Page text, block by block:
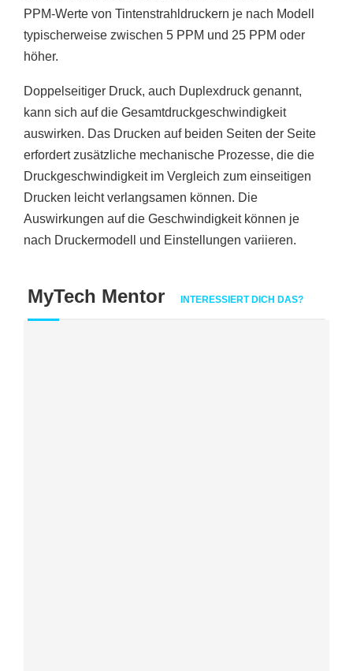
PPM-Werte von Tintenstrahldruckern je nach Modell
typischerweise zwischen 5 PPM und 25 PPM oder
höher.
Doppelseitiger Druck, auch Duplexdruck genannt,
kann sich auf die Gesamtdruckgeschwindigkeit
auswirken. Das Drucken auf beiden Seiten der Seite
erfordert zusätzliche mechanische Prozesse, die die
Druckgeschwindigkeit im Vergleich zum einseitigen
Drucken leicht verlangsamen können. Die
Auswirkungen auf die Geschwindigkeit können je
nach Druckermodell und Einstellungen variieren.
MyTech Mentor INTERESSIERT DICH DAS?